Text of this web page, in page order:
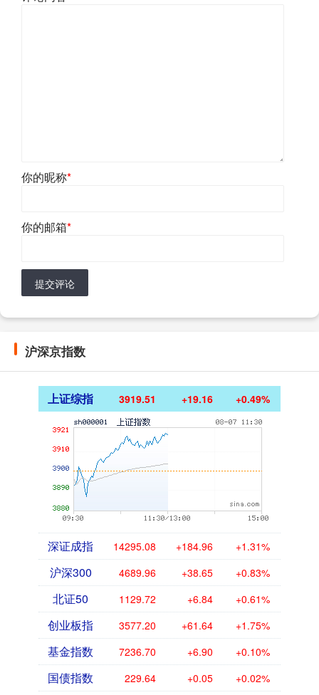
你的昵称*
你的邮箱*
提交评论
沪深京指数
上证综指 3919.51 +19.16 +0.49%
深证成指 14295.08 +184.96 +1.31%
沪深300 4689.96 +38.65 +0.83%
北证50 1129.72 +6.84 +0.61%
创业板指 3577.20 +61.64 +1.75%
基金指数 7236.70 +6.90 +0.10%
国债指数 229.64 +0.05 +0.02%